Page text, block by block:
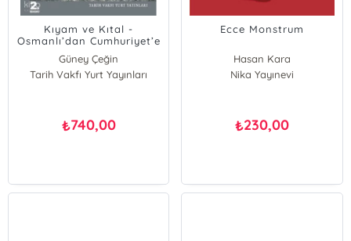
Kıyam ve Kıtal -
Osmanlı’dan Cumhuriyet’e
Devletin İnşası ve Kolektif
Şiddet
Güney Çeğin
Ümit Kurt
Tarih Vakfı Yurt Yayınları
₺740,00
Ecce Monstrum
Hasan Kara
Güney Çeğin
Nika Yayınevi
₺230,00